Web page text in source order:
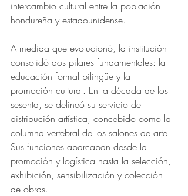
intercambio cultural entre la población
hondureña y estadounidense.
A medida que evolucionó, la institución
consolidó dos pilares fundamentales: la
educación formal bilingüe y la
promoción cultural. En la década de los
sesenta, se delineó su servicio de
distribución artística, concebido como la
columna vertebral de los salones de arte.
Sus funciones abarcaban desde la
promoción y logística hasta la selección,
exhibición, sensibilización y colección
de obras.